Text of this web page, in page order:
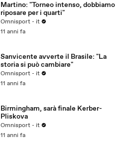
Martino: "Torneo intenso, dobbiamo
riposare per i quarti"
Omnisport - it
11 anni fa
Sanvicente avverte il Brasile: "La
storia si può cambiare"
Omnisport - it
11 anni fa
Birmingham, sarà finale Kerber-
Pliskova
Omnisport - it
11 anni fa